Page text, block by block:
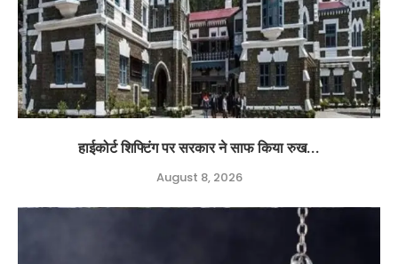
हाईकोर्ट शिफ्टिंग पर सरकार ने साफ किया रुख...
August 8, 2026